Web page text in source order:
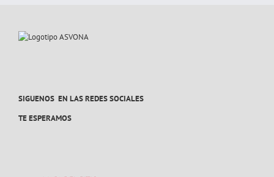
SIGUENOS EN LAS REDES SOCIALES
TE ESPERAMOS